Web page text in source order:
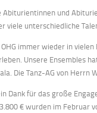
Abiturientinnen und
viele unterschiedliche
immer wieder in
Unsere Ensembles
Die Tanz-AG von
Dank für das große
€ wurden im Februar